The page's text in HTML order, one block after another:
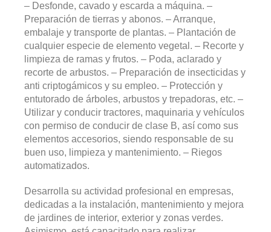
– Desfonde, cavado y escarda a máquina. –
Preparación de tierras y abonos. – Arranque,
embalaje y transporte de plantas. – Plantación de
cualquier especie de elemento vegetal. – Recorte y
limpieza de ramas y frutos. – Poda, aclarado y
recorte de arbustos. – Preparación de insecticidas y
anti criptogámicos y su empleo. – Protección y
entutorado de árboles, arbustos y trepadoras, etc. –
Utilizar y conducir tractores, maquinaria y vehículos
con permiso de conducir de clase B, así como sus
elementos accesorios, siendo responsable de su
buen uso, limpieza y mantenimiento. – Riegos
automatizados.
Desarrolla su actividad profesional en empresas,
dedicadas a la instalación, mantenimiento y mejora
de jardines de interior, exterior y zonas verdes.